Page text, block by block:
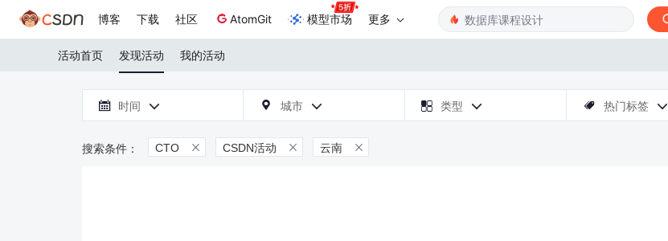
博客 下载 社区 AtomGit 模型市场 更多
活动首页 发现活动 我的活动
 时间   城市   类型   热门标签 
CTO  CSDN活动  云南 